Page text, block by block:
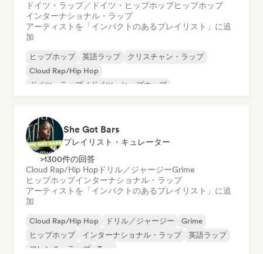
ドイツ・ラップ／ドイツ・ヒップホップヒップホップ
インターナショナル・ラップ
アーティストを「インパクトのあるプレイリスト」に追
加
ヒップホップ 英語ラップ
クリスチャン・ラップ
Cloud Rap/Hip Hop
ドイツ・ラップ／ドイツ・ヒップホップ
She Got Bars
プレイリスト・キュレーター
>1300件の回答
Cloud Rap/Hip Hop ドリル／ジャージーGrime
ヒップホップインターナショナル・ラップ
アーティストを「インパクトのあるプレイリスト」に追
加
Cloud Rap/Hip Hop ドリル／ジャージー
Grime
ヒップホップ
インターナショナル・ラップ
英語ラップ
フレンチ・ラップ
Trap